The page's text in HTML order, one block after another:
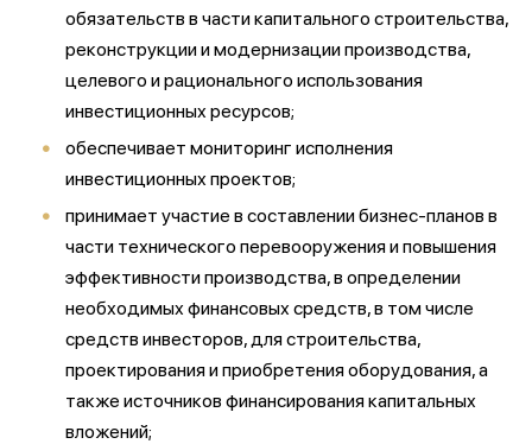
обязательств в части капитального строительства,
реконструкции и модернизации производства,
целевого и рационального использования
инвестиционных ресурсов;
обеспечивает мониторинг исполнения
инвестиционных проектов;
принимает участие в составлении бизнес-планов в
части технического перевооружения и повышения
эффективности производства, в определении
необходимых финансовых средств, в том числе
средств инвесторов, для строительства,
проектирования и приобретения оборудования, а
также источников финансирования капитальных
вложений;